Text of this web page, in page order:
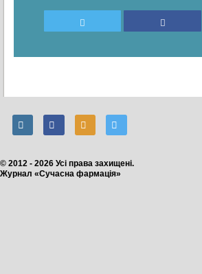
© 2012 - 2026 Усі права захищені.
Журнал «Сучасна фармація»